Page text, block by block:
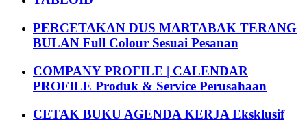
PERCETAKAN DUS MARTABAK TERANG
BULAN Full Colour Sesuai Pesanan
COMPANY PROFILE | CALENDAR
PROFILE Produk & Service Perusahaan
CETAK BUKU AGENDA KERJA Eksklusif